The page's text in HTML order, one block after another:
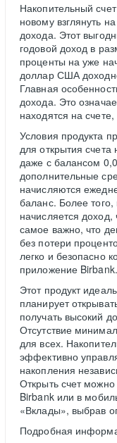
Накопительный
новому взглянуть
дохода. Этот
годовой доход в
проценты на уже
доллар США
Главная
дохода. Это
находятся на
Условия продукта
для открытия счета
даже с балансом
дополнительные
начисляются
баланс. Более
начисляется
самое важно, что
без потери
легко и безопасно
приложение Birbank.
Этот продукт
планирует
получать высокий
Отсутствие
для всех.
эффективно
накопления
Открыть счет
Birbank или в
«Вклады», выбрав
Подробная